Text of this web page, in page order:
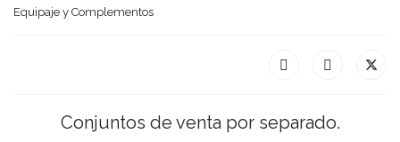
Equipaje y Complementos
Conjuntos de venta por separado.